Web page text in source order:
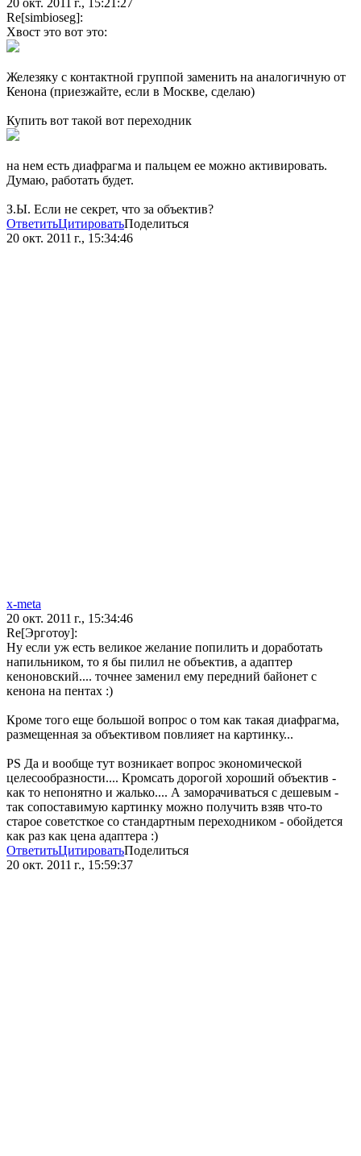
20 окт. 2011 г., 15:21:27
Re[simbioseg]:
Хвост это вот это:
Железяку с контактной группой заменить на аналогичную от
Кенона (приезжайте, если в Москве, сделаю)
Купить вот такой вот переходник
на нем есть диафрагма и пальцем ее можно активировать.
Думаю, работать будет.
З.Ы. Если не секрет, что за объектив?
ОтветитьЦитироватьПоделиться
20 окт. 2011 г., 15:34:46
x-meta
20 окт. 2011 г., 15:34:46
Re[Эрготоу]:
Ну если уж есть великое желание попилить и доработать
напильником, то я бы пилил не объектив, а адаптер
кеноновский.... точнее заменил ему передний байонет с
кенона на пентах :)
Кроме того еще большой вопрос о том как такая диафрагма,
размещенная за объективом повлияет на картинку...
PS Да и вообще тут возникает вопрос экономической
целесообразности.... Кромсать дорогой хороший объектив -
как то непонятно и жалько.... А заморачиваться с дешевым -
так сопоставимую картинку можно получить взяв что-то
старое советсткое со стандартным переходником - обойдется
как раз как цена адаптера :)
ОтветитьЦитироватьПоделиться
20 окт. 2011 г., 15:59:37